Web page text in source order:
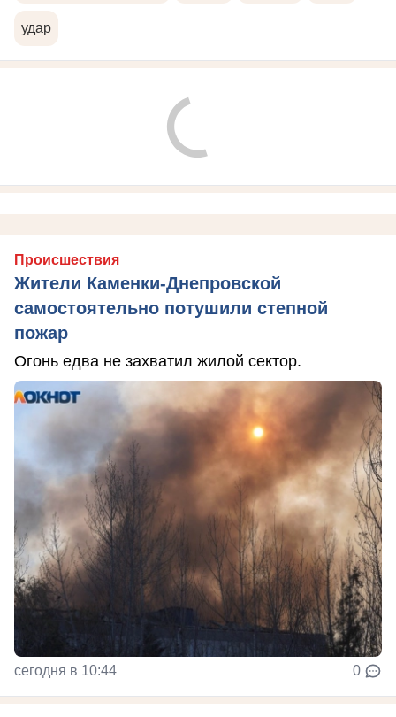
удар
Происшествия
Жители Каменки-Днепровской
самостоятельно потушили степной
пожар
Огонь едва не захватил жилой сектор.
сегодня в 10:44 0